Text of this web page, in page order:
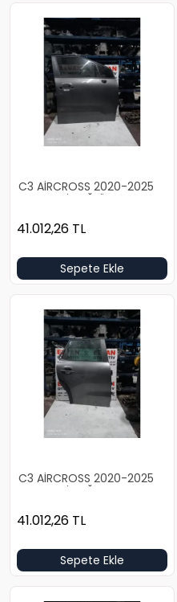
C3 AİRCROSS 2020-2025
DOLU GRİ SAĞ ÖN KAPI
41.012,26 TL
Sepete Ekle
C3 AİRCROSS 2020-2025
DOLU GRİ SAĞ ARKA KAPI
41.012,26 TL
Sepete Ekle